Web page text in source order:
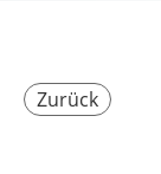
Zurück